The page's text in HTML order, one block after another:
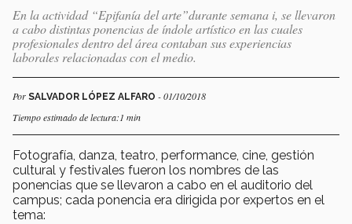
En la actividad “Epifanía del arte”durante semana i, se llevaron
a cabo distintas ponencias de índole artístico en las cuales
profesionales dentro del área contaban sus experiencias
laborales relacionadas con el medio.
Por SALVADOR LÓPEZ ALFARO - 01/10/2018
Tiempo estimado de lectura:1 min
Fotografía, danza, teatro, performance, cine, gestión
cultural y festivales fueron los nombres de las
ponencias que se llevaron a cabo en el auditorio del
campus; cada ponencia era dirigida por expertos en el
tema: